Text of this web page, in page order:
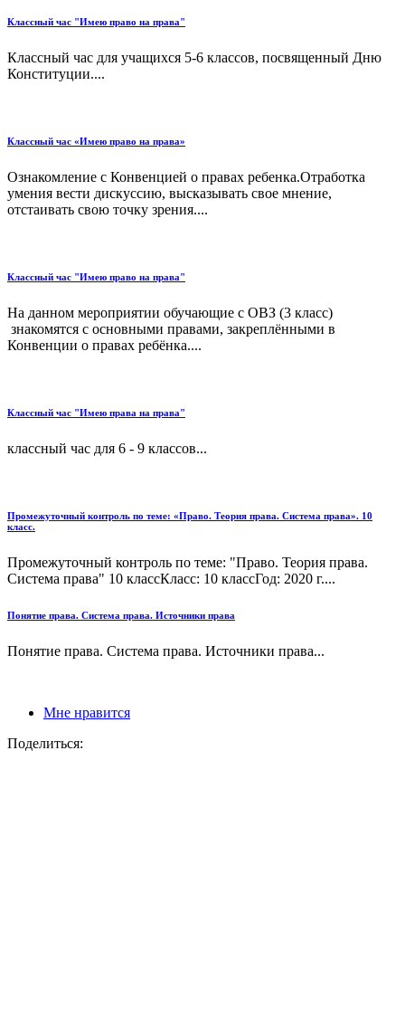
Классный час "Имею право на права"
Классный час для учащихся 5-6 классов, посвященный Дню
Конституции....
Классный час «Имею право на права»
Ознакомление с Конвенцией о правах ребенка.Отработка
умения вести дискуссию, высказывать свое мнение,
отстаивать свою точку зрения....
Классный час "Имею право на права"
На данном мероприятии обучающие с ОВЗ (3 класс)
знакомятся с основными правами, закреплёнными в
Конвенции о правах ребёнка....
Классный час "Имею права на права"
классный час для 6 - 9 классов...
Промежуточный контроль по теме: «Право. Теория права. Система права». 10
класс.
Промежуточный контроль по теме: "Право. Теория права.
Система права" 10 классКласс: 10 классГод: 2020 г....
Понятие права. Система права. Источники права
Понятие права. Система права. Источники права...
Мне нравится
Поделиться: